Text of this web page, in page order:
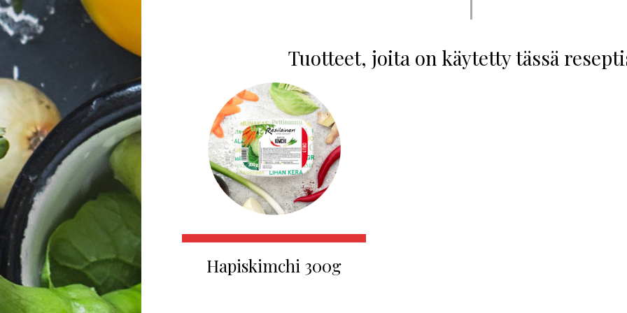
Tuotteet, joita on käytetty tässä
Hapiskimchi 300g